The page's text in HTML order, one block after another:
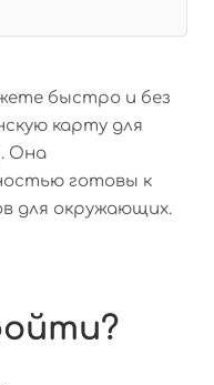
быстро и без
карту для
Она
готовы к
для окружающих.